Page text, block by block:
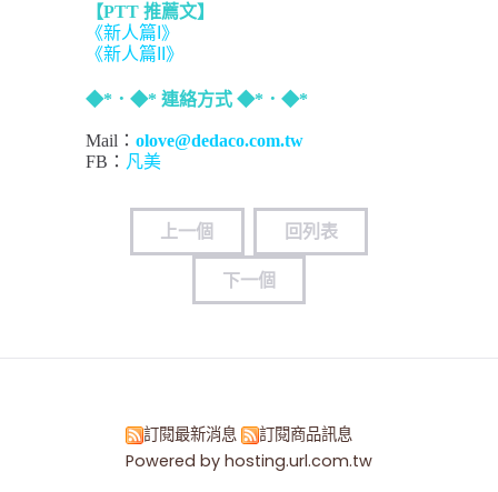
【PTT 推薦文】
《新人篇I》
《新人篇II》
◆*．◆* 連絡方式 ◆*．◆*
Mail： olove@dedaco.com.tw
FB： 凡美
上一個
回列表
下一個
訂閱最新消息
訂閱商品訊息
Powered by hosting.url.com.tw